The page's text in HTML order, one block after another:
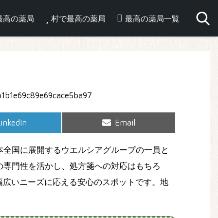
高の薬局 村で最高の薬局 最高の薬局一覧
Share
Email
国に展開するウエルシアグループの一員と
門性を活かし、処方箋への対応はもちろ
いニーズに応える安心のスポットです。地